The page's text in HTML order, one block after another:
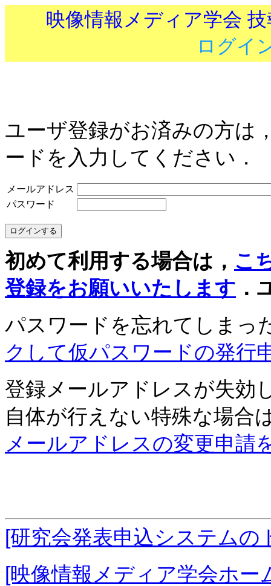
映像情報メディア学会
ログイ
ユーザ登録がお済みの方は
ードを入力してください．
メールアドレス
パスワード
初めて利用する場合は， こ
登録をお願いいたします ．
パスワードを忘れてしまっ
クして仮パスワードの発行
登録メールアドレスが失効
自体が行えない特殊な場合
メールアドレスの変更申請
[研究会発表申込システム
[映像情報メディア学会ホー